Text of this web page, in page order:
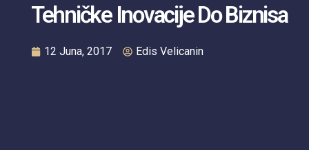
Tehničke Inovacije Do Biznisa
12 Juna, 2017 Edis Velicanin